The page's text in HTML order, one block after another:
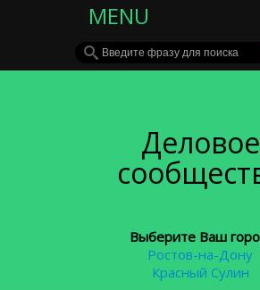
MENU
Деловое
Выберите Ваш
Ростов-на-Дону
Красный Сулин